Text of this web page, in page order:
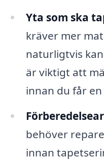
Yta som ska
kräver mer
naturligtvis
är viktigt att
innan du får
behöver
innan